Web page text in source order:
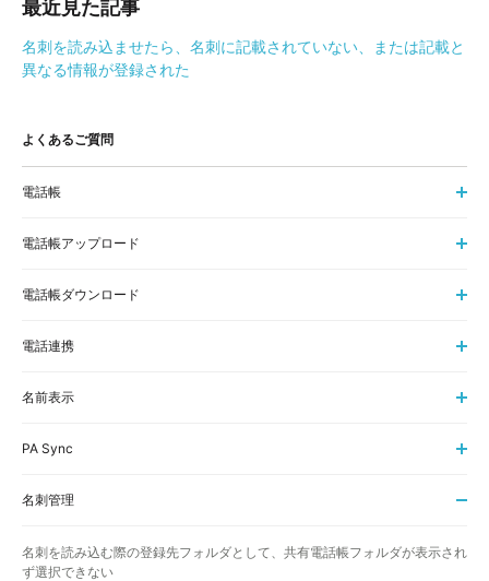
最近見た記事
名刺を読み込ませたら、名刺に記載されていない、または記載と
異なる情報が登録された
よくあるご質問
電話帳
電話帳アップロード
電話帳ダウンロード
電話連携
名前表示
PA Sync
名刺管理
名刺を読み込む際の登録先フォルダとして、共有電話帳フォルダが表示され
ず選択できない